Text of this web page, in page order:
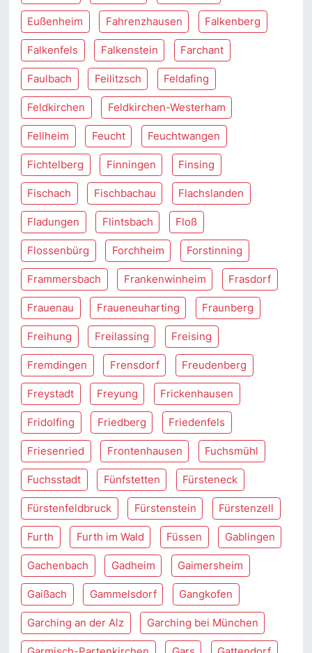
Eußenheim Fahrenzhausen Falkenberg
Falkenfels Falkenstein Farchant
Faulbach Feilitzsch Feldafing
Feldkirchen Feldkirchen-Westerham
Fellheim Feucht Feuchtwangen
Fichtelberg Finningen Finsing
Fischach Fischbachau Flachslanden
Fladungen Flintsbach Floß
Flossenbürg Forchheim Forstinning
Frammersbach Frankenwinheim Frasdorf
Frauenau Fraueneuharting Fraunberg
Freihung Freilassing Freising
Fremdingen Frensdorf Freudenberg
Freystadt Freyung Frickenhausen
Fridolfing Friedberg Friedenfels
Friesenried Frontenhausen Fuchsmühl
Fuchsstadt Fünfstetten Fürsteneck
Fürstenfeldbruck Fürstenstein Fürstenzell
Furth Furth im Wald Füssen Gablingen
Gachenbach Gadheim Gaimersheim
Gaißach Gammelsdorf Gangkofen
Garching an der Alz Garching bei München